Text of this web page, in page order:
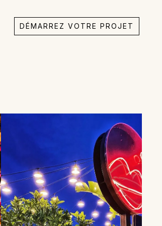
DÉMARREZ VOTRE PROJET